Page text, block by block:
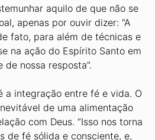
aquilo de que não se
apenas por ouvir dizer: “A
fato, para além de técnicas e
na ação do Espírito Santo em
nossa resposta”.
a integração entre fé e vida. O
de uma alimentação
com Deus. “Isso nos torna
de fé sólida e consciente, e,